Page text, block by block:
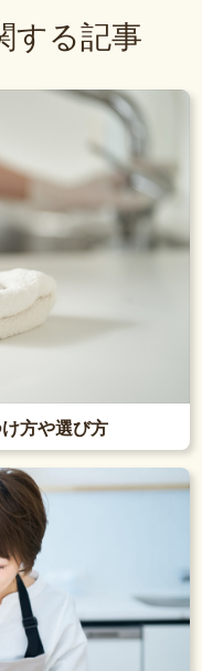
する記事
方や選び方